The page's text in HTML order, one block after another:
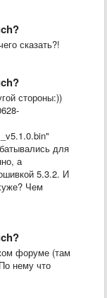
сказать?!
стороны:))
для
а
5.3.2. И
Чем
форуме (там
нему что